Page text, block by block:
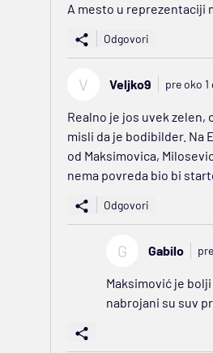
A mesto u reprezentaciji
Odgovori
V Veljko9 pre oko
Realno je jos uvek
misli da je bodibilder. Na
od Maksimovica,
nema povreda bio bi
Odgovori
G Gabilo
Maksimović je
nabrojani su suv